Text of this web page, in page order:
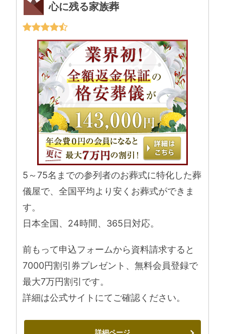
心に残る家族葬
5～75名までの参列者のお葬式に特化した葬
儀屋で、全国平均より安くお葬式ができま
す。
日本全国、24時間、365日対応。
前もって申込フォームから資料請求すると
7000円割引券プレゼント、無料会員登録で
最大7万円割引です。
詳細は公式サイトにてご確認ください。
詳細ページ